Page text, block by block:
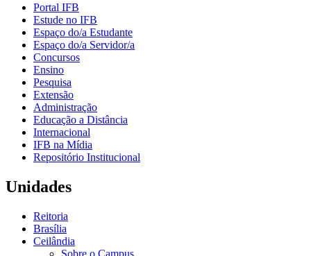
Portal IFB
Estude no IFB
Espaço do/a Estudante
Espaço do/a Servidor/a
Concursos
Ensino
Pesquisa
Extensão
Administração
Educação a Distância
Internacional
IFB na Mídia
Repositório Institucional
Unidades
Reitoria
Brasília
Ceilândia
Sobre o Campus